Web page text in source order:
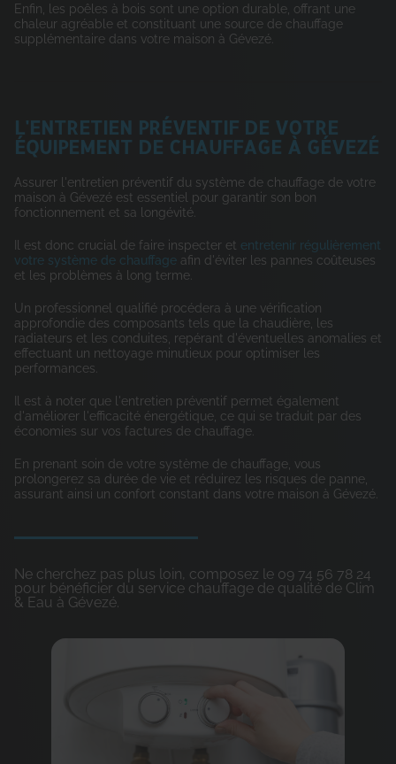
Enfin, les poêles à bois sont une option durable, offrant une
chaleur agréable et constituant une source de chauffage
supplémentaire dans votre maison à Gévezé.
L'ENTRETIEN PRÉVENTIF DE VOTRE
ÉQUIPEMENT DE CHAUFFAGE À GÉVEZÉ
Assurer l'entretien préventif du système de chauffage de votre
maison à Gévezé est essentiel pour garantir son bon
fonctionnement et sa longévité.
Il est donc crucial de faire inspecter et entretenir régulièrement
votre système de chauffage afin d'éviter les pannes coûteuses
et les problèmes à long terme.
Un professionnel qualifié procédera à une vérification
approfondie des composants tels que la chaudière, les
radiateurs et les conduites, repérant d'éventuelles anomalies et
effectuant un nettoyage minutieux pour optimiser les
performances.
Il est à noter que l'entretien préventif permet également
d'améliorer l'efficacité énergétique, ce qui se traduit par des
économies sur vos factures de chauffage.
En prenant soin de votre système de chauffage, vous
prolongerez sa durée de vie et réduirez les risques de panne,
assurant ainsi un confort constant dans votre maison à Gévezé.
Ne cherchez pas plus loin, composez le 09 74 56 78 24
pour bénéficier du service chauffage de qualité de Clim
& Eau à Gévezé.